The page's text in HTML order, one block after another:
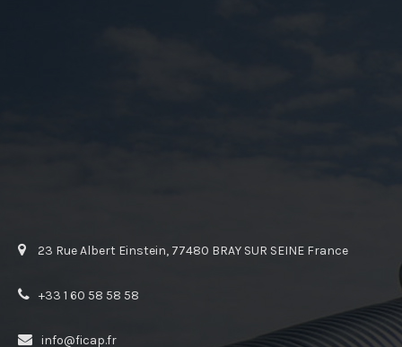
23 Rue Albert Einstein, 77480 BRAY SUR SEINE France
+33 1 60 58 58 58
info@ficap.fr